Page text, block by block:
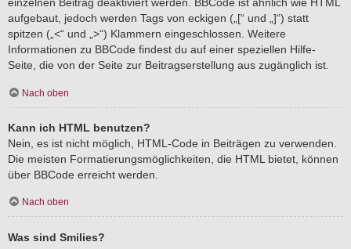
einzelnen Beitrag deaktiviert werden. BBCode ist ähnlich wie HTML
aufgebaut, jedoch werden Tags von eckigen („[“ und „]“) statt
spitzen („<“ und „>“) Klammern eingeschlossen. Weitere
Informationen zu BBCode findest du auf einer speziellen Hilfe-
Seite, die von der Seite zur Beitragserstellung aus zugänglich ist.
Nach oben
Kann ich HTML benutzen?
Nein, es ist nicht möglich, HTML-Code in Beiträgen zu verwenden.
Die meisten Formatierungsmöglichkeiten, die HTML bietet, können
über BBCode erreicht werden.
Nach oben
Was sind Smilies?